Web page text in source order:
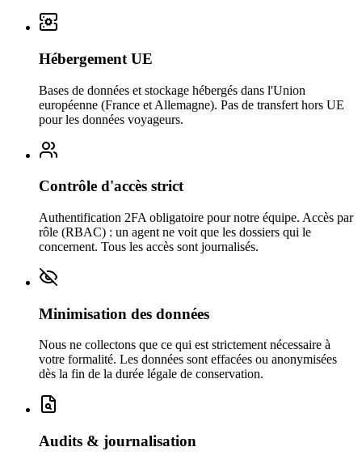
Hébergement UE
Bases de données et stockage hébergés dans l'Union
européenne (France et Allemagne). Pas de transfert hors UE
pour les données voyageurs.
Contrôle d'accès strict
Authentification 2FA obligatoire pour notre équipe. Accès par
rôle (RBAC) : un agent ne voit que les dossiers qui le
concernent. Tous les accès sont journalisés.
Minimisation des données
Nous ne collectons que ce qui est strictement nécessaire à
votre formalité. Les données sont effacées ou anonymisées
dès la fin de la durée légale de conservation.
Audits & journalisation